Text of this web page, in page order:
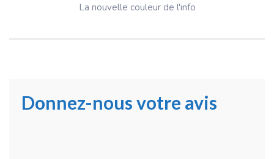
La nouvelle couleur de l'info
Donnez-nous votre avis